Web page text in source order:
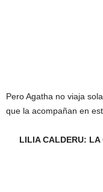
Pero Agatha no viaja
que la acompañan en
LILIA CALDERU: LA